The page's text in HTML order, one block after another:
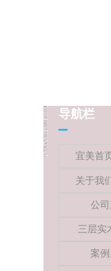
导航栏
宜美首
关于我
公
三层实
案